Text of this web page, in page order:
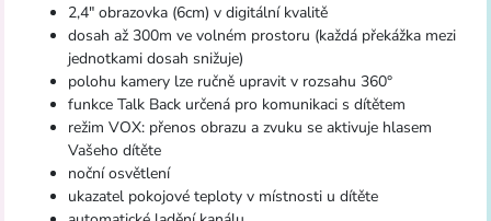
2,4" obrazovka (6cm) v digitální kvalitě
dosah až 300m ve volném prostoru (každá překážka mezi
jednotkami dosah snižuje)
polohu kamery lze ručně upravit v rozsahu 360°
funkce Talk Back určená pro komunikaci s dítětem
režim VOX: přenos obrazu a zvuku se aktivuje hlasem
Vašeho dítěte
noční osvětlení
ukazatel pokojové teploty v místnosti u dítěte